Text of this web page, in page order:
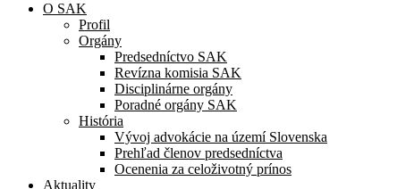
O SAK
Profil
Orgány
Predsedníctvo SAK
Revízna komisia SAK
Disciplinárne orgány
Poradné orgány SAK
História
Vývoj advokácie na území Slovenska
Prehľad členov predsedníctva
Ocenenia za celoživotný prínos
Aktuality